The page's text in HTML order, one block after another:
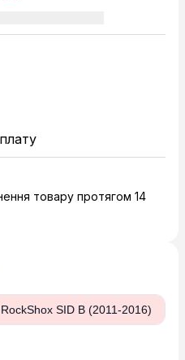
товару протягом 14
SID B (2011-2016)